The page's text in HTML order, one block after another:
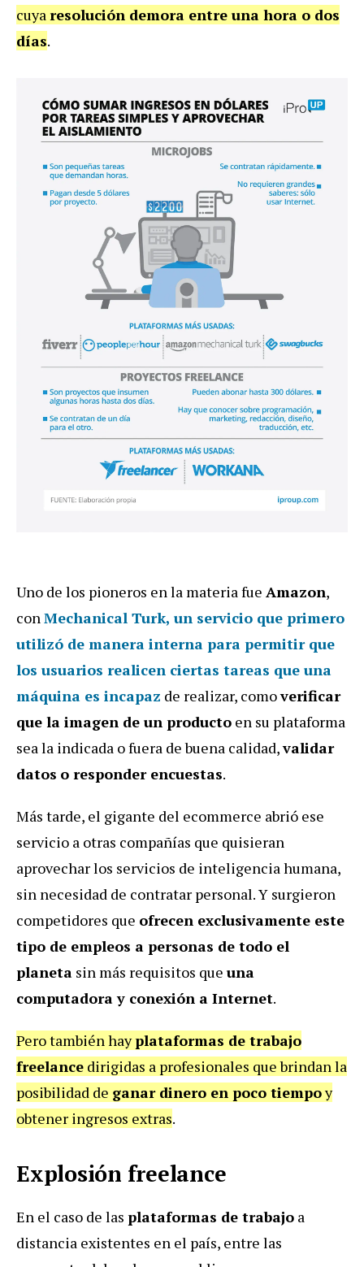
cuyaresolución demora entre una hora o dos
días.
Uno de los pioneros en la materia fue Amazon,
conMechanical Turk, un servicio que primero
utilizó de manera interna para permitir que
los usuarios realicen ciertas tareas que una
máquina es incapaz de realizar, comoverificar
que la imagen de un producto en su plataforma
sea la indicada o fuera de buena calidad,validar
datos o responder encuestas.
Más tarde, el gigante del ecommerce abrió ese
servicio a otras compañías que quisieran
aprovechar los servicios de inteligencia humana,
sin necesidad de contratar personal. Y surgieron
competidores que ofrecen exclusivamente este
tipo de empleos a personas de todo el
planeta sin más requisitos que una
computadora y conexión a Internet.
Pero también hayplataformas de trabajo
freelance dirigidas a profesionales que brindan la
posibilidad de ganar dinero en poco tiempoy
obtener ingresos extras.
Explosión freelance
En el caso de las plataformas de trabajo a
distancia existentes en el país, entre las